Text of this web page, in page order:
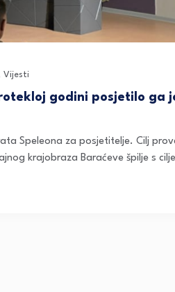
Vijesti
godini posjetilo ga
Speleona za posjetitelje. Cilj
krajobraza Baraćeve špilje s